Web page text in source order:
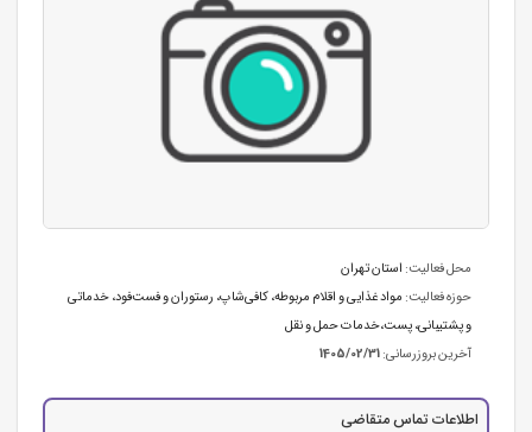
محل فعالیت: استان تهران
حوزه فعالیت: مواد غذایی و اقلام مربوطه،کافی‌شاپ، رستوران و فست‌فود،خدماتی
و پشتیبانی،پست،خدمات حمل و نقل
آخرین بروزرسانی:1405/02/31
اطلاعات تماس متقاضی